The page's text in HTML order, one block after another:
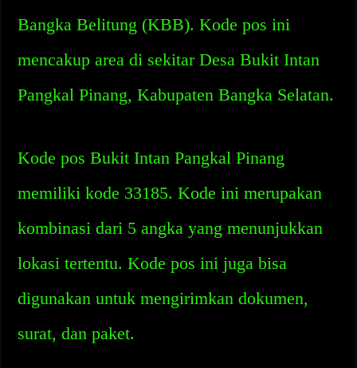
Bangka Belitung (KBB). Kode pos ini
mencakup area di sekitar Desa Bukit Intan
Pangkal Pinang, Kabupaten Bangka Selatan.
Kode pos Bukit Intan Pangkal Pinang
memiliki kode 33185. Kode ini merupakan
kombinasi dari 5 angka yang menunjukkan
lokasi tertentu. Kode pos ini juga bisa
digunakan untuk mengirimkan dokumen,
surat, dan paket.